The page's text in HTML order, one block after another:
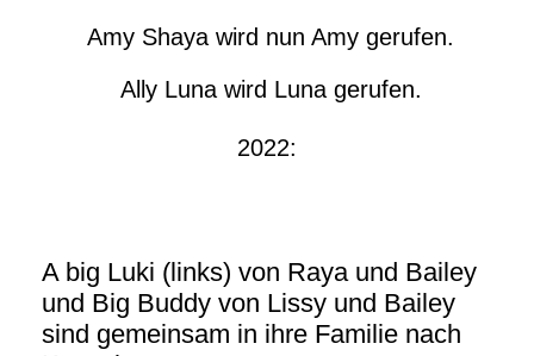
Amy Shaya wird nun Amy gerufen.
Ally Luna wird Luna gerufen.
2022:
A big Luki (links) von Raya und Bailey
und Big Buddy von Lissy und Bailey
sind gemeinsam in ihre Familie nach